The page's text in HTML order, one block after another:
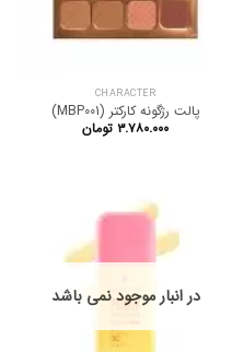
CHARACTER
پالت رژگونه کارکتر (MBP001)
۳.۷۸۰.۰۰۰ تومان
در انبار موجود نمی باشد